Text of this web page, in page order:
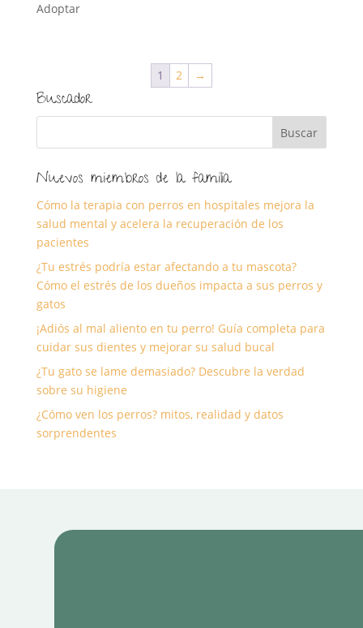
Adoptar
1 2 →
Buscador
Nuevos miembros de la familia
Cómo la terapia con perros en hospitales mejora la
salud mental y acelera la recuperación de los
pacientes
¿Tu estrés podría estar afectando a tu mascota?
Cómo el estrés de los dueños impacta a sus perros y
gatos
¡Adiós al mal aliento en tu perro! Guía completa para
cuidar sus dientes y mejorar su salud bucal
¿Tu gato se lame demasiado? Descubre la verdad
sobre su higiene
¿Cómo ven los perros? mitos, realidad y datos
sorprendentes